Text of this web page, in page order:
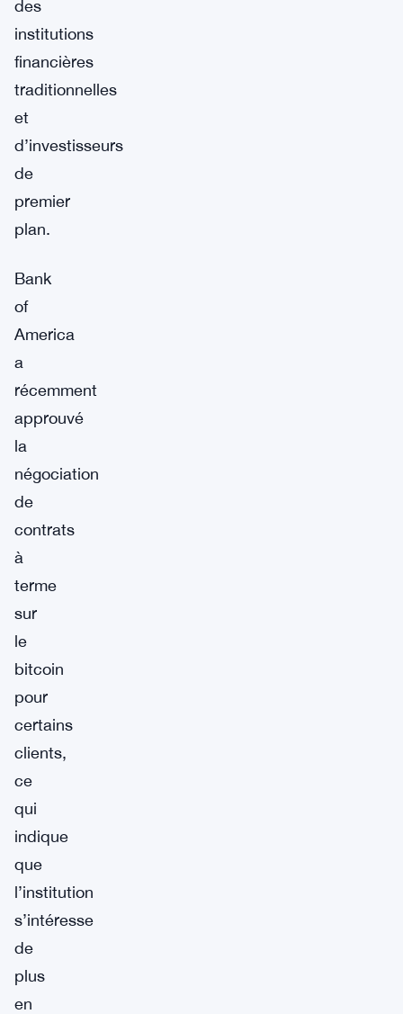
des
institutions
financières
traditionnelles
et
d’investisseurs
de
premier
plan.
Bank
of
America
a
récemment
approuvé
la
négociation
de
contrats
à
terme
sur
le
bitcoin
pour
certains
clients,
ce
qui
indique
que
l’institution
s’intéresse
de
plus
en